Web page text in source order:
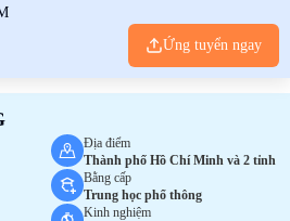
Ứng tuyển ngay
Địa điểm
Thành phố Hồ Chí Minh và 2 tỉnh
Bằng cấp
Trung học phổ thông
Kinh nghiệm